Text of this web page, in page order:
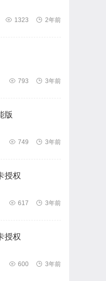
 1323  2年前
 793  3年前
版
 749  3年前
授权
 617  3年前
授权
 600  3年前